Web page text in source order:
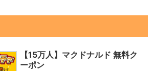
【15万人】マクドナルド 無料ク
ーポン